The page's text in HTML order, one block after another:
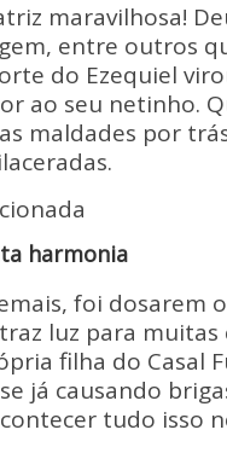
maravilhosa!
entre outros
do Ezequiel
ao seu netinho.
maldades por
harmonia
foi dosarem
luz para muitas
filha do Casal
já causando
tudo isso